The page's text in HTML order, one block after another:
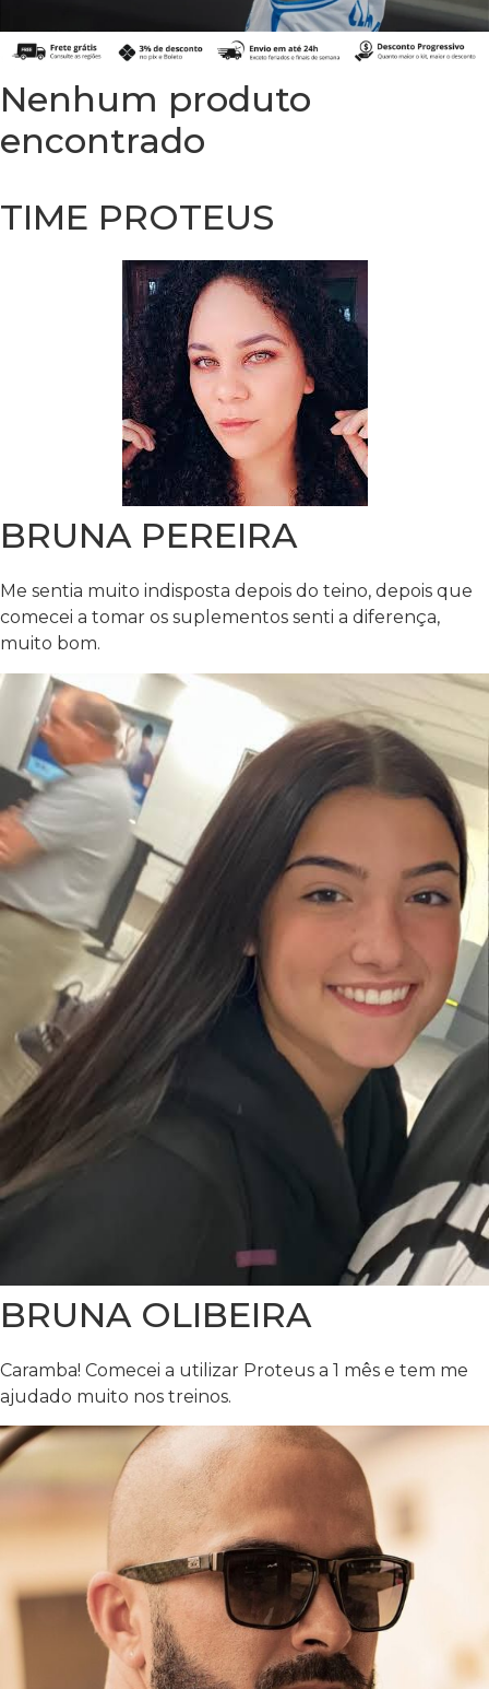
Nenhum produto
encontrado
TIME PROTEUS
BRUNA PEREIRA
Me sentia muito indisposta depois do teino, depois que
comecei a tomar os suplementos senti a diferença,
muito bom.
BRUNA OLIBEIRA
Caramba! Comecei a utilizar Proteus a 1 mês e tem me
ajudado muito nos treinos.